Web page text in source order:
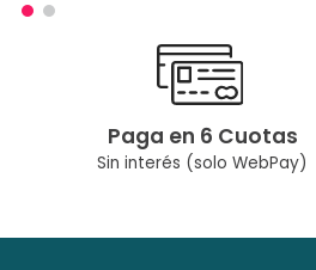
Paga en 6 Cuotas
Sin interés (solo WebPay)